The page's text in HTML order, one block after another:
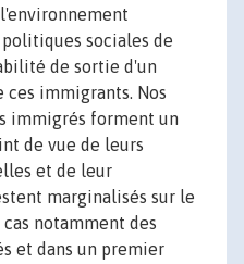
sociales de
de sortie d'un
immigrants. Nos
immigrés forment un
de vue de leurs
et de leur
marginalisés sur le
notamment des
et dans un premier